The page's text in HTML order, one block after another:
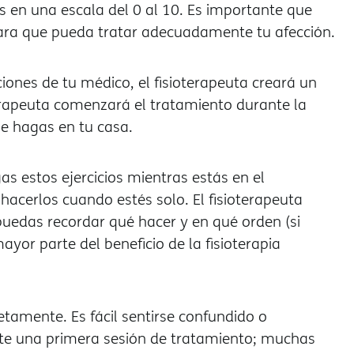
en una escala del 0 al 10. Es importante que
que pueda tratar adecuadamente tu afección.
de tu médico, el fisioterapeuta creará un
comenzará el tratamiento durante la
hagas en tu casa.
estos ejercicios mientras estás en el
cuando estés solo. El fisioterapeuta
recordar qué hacer y en qué orden (si
parte del beneficio de la fisioterapia
Es fácil sentirse confundido o
una primera sesión de tratamiento; muchas